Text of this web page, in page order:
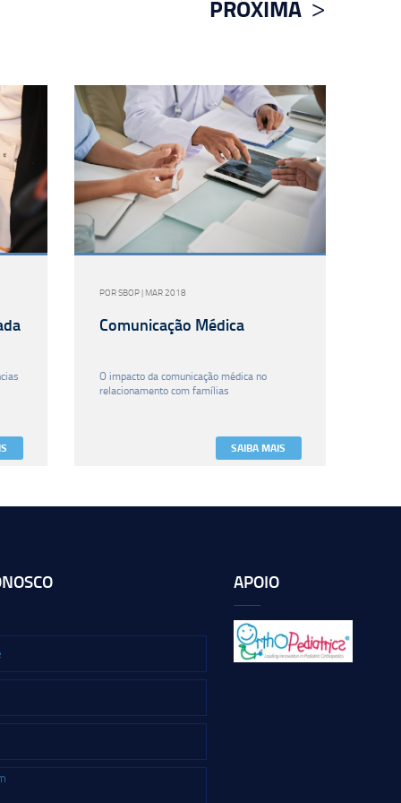
PRÓXIMA
POR SBOP | MAR 2018
Comunicação Médica
O impacto da comunicação médica no
relacionamento com famílias
SAIBA MAIS
APOIO